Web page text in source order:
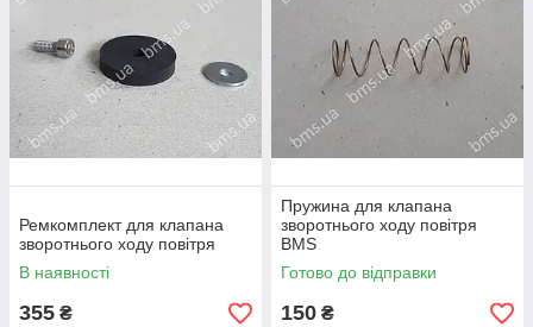
Ремкомплект для клапана
зворотнього ходу повітря
В наявності
355 ₴
Пружина для клапана
зворотнього ходу повітря
BMS
Готово до відправки
150 ₴